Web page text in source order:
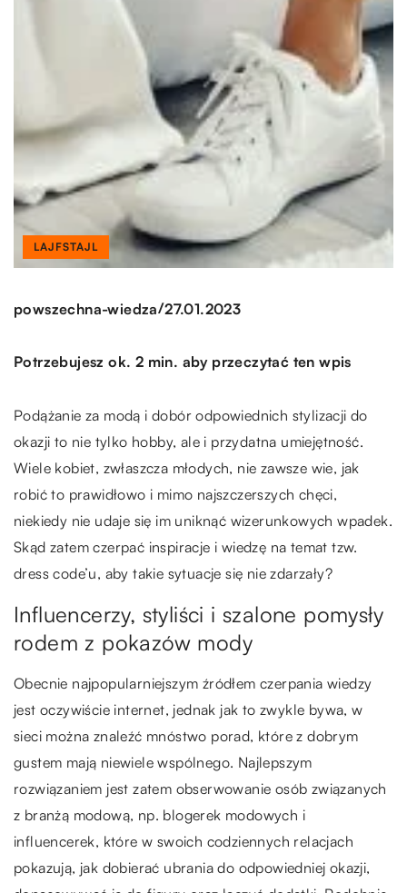
LAJFSTAJL
powszechna-wiedza/27.01.2023
Potrzebujesz ok. 2 min. aby przeczytać ten wpis
Podążanie za modą i dobór odpowiednich stylizacji do
okazji to nie tylko hobby, ale i przydatna umiejętność.
Wiele kobiet, zwłaszcza młodych, nie zawsze wie, jak
robić to prawidłowo i mimo najszczerszych chęci,
niekiedy nie udaje się im uniknąć wizerunkowych wpadek.
Skąd zatem czerpać inspiracje i wiedzę na temat tzw.
dress code’u, aby takie sytuacje się nie zdarzały?
Influencerzy, styliści i szalone pomysły
rodem z pokazów mody
Obecnie najpopularniejszym źródłem czerpania wiedzy
jest oczywiście internet, jednak jak to zwykle bywa, w
sieci można znaleźć mnóstwo porad, które z dobrym
gustem mają niewiele wspólnego. Najlepszym
rozwiązaniem jest zatem obserwowanie osób związanych
z branżą modową, np. blogerek modowych i
influencerek, które w swoich codziennych relacjach
pokazują, jak dobierać ubrania do odpowiedniej okazji,